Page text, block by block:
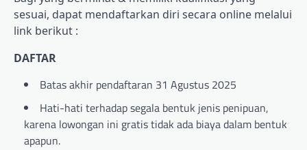
sesuai, dapat mendaftarkan diri secara online melalui
link berikut :
DAFTAR
Batas akhir pendaftaran 31 Agustus 2025
Hati-hati terhadap segala bentuk jenis penipuan,
karena lowongan ini gratis tidak ada biaya dalam bentuk
apapun.